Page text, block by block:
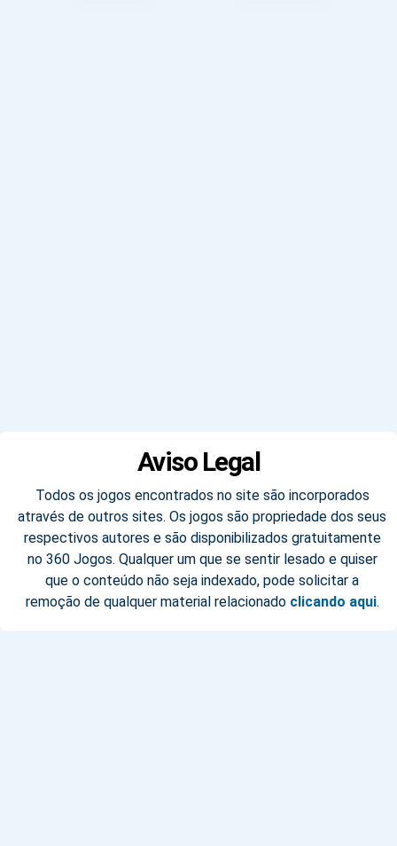
Aviso Legal
Todos os jogos encontrados no site são incorporados
através de outros sites. Os jogos são propriedade dos seus
respectivos autores e são disponibilizados gratuitamente
no 360 Jogos. Qualquer um que se sentir lesado e quiser
que o conteúdo não seja indexado, pode solicitar a
remoção de qualquer material relacionado clicando aqui.